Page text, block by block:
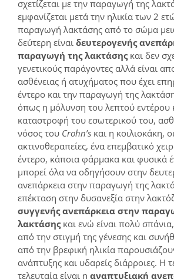
σχετίζεται με την παραγωγή της
εμφανίζεται μετά την ηλικία των 2
παραγωγή λακτάσης από το σώμα
δεύτερη είναι δευτερογενής
παραγωγή της λακτάσηςκαι δεν
γενετικούς παράγοντες αλλά είναι
ασθένειας ή ατυχήματος που έχει
έντερο και την παραγωγή της
όπως η μόλυνση του λεπτού εντέρου
καταστροφή του εσωτερικού του,
νόσος του Crohn’s και η κοιλιοκάκη, οι
ακτινοθεραπείες, ένα επεμβατικό
έντερο, κάποια φάρμακα και φυσικά
μπορεί όλα να οδηγήσουν στην
ανεπάρκεια στην παραγωγή της
επέκταση στην δυσανεξία στην
συγγενής ανεπάρκεια στην
λακτάσης και ενώ είναι πολύ
από την στιγμή της γένεσης και
από την βρεφική ηλικία
ανάπτυξης και υδαρείς διάρροιες. Η
τελευταία είναι η αναπτυξιακή